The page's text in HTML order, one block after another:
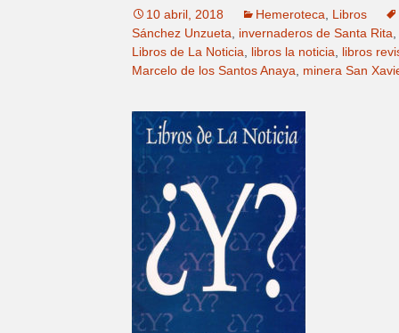
10 abril, 2018 Hemeroteca
Libros
Sánchez Unzueta
invernaderos de Santa Rita
Libros de La Noticia
libros la noticia
libros
Marcelo de los Santos Anaya
minera San